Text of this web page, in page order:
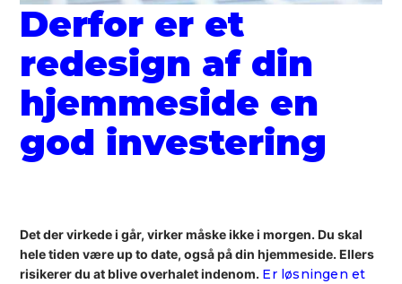
Derfor er et
redesign af din
hjemmeside en
god investering
Det der virkede i går, virker måske ikke i morgen. Du skal
hele tiden være up to date, også på din hjemmeside. Ellers
risikerer du at blive overhalet indenom. Er løsningen et